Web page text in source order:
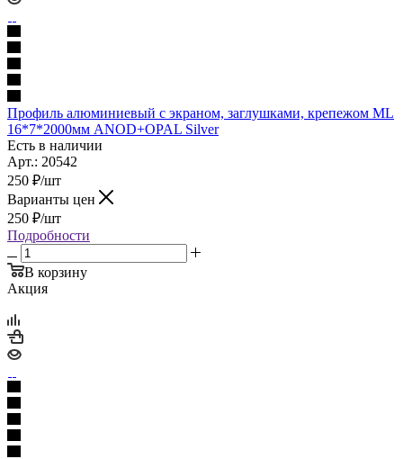
Профиль алюминиевый с экраном, заглушками, крепежом ML
16*7*2000мм ANOD+OPAL Silver
Есть в наличии
Арт.: 20542
250 ₽/шт
Варианты цен
250 ₽/шт
Подробности
В корзину
Акция